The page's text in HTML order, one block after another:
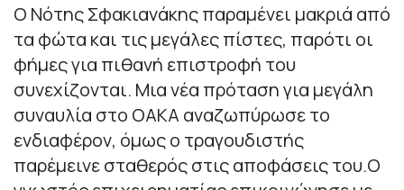
Ο Νότης Σφακιανάκης παραμένει μακριά από
τα φώτα και τις μεγάλες πίστες, παρότι οι
φήμες για πιθανή επιστροφή του
συνεχίζονται. Μια νέα πρόταση για μεγάλη
συναυλία στο ΟΑΚΑ αναζωπύρωσε το
ενδιαφέρον, όμως ο τραγουδιστής
παρέμεινε σταθερός στις αποφάσεις του.Ο